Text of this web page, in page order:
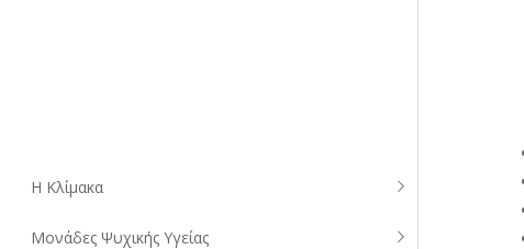
Η Κλίμακα
Μονάδες Ψυχικής Υγείας